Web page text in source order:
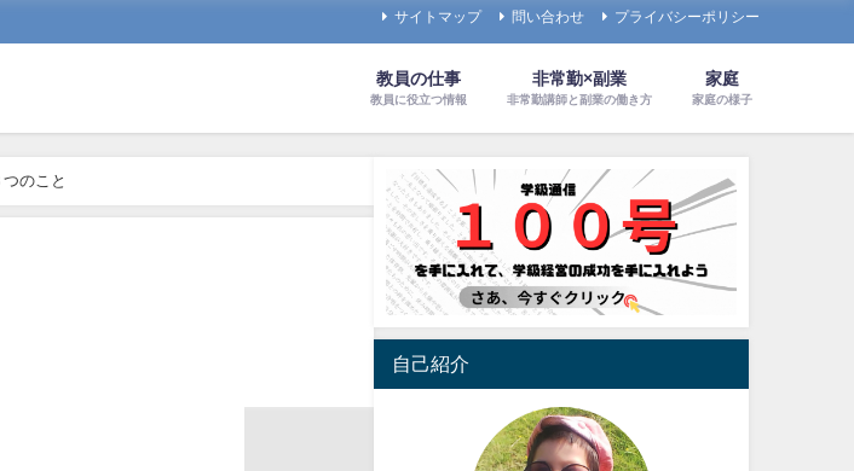
サイトマップ 問い合わせ プライバシーポリシー
教員の仕事
教員に役立つ情報
非常勤×副業
非常勤講師と副業の働き方
家庭
家庭の様子
のこと
自己紹介